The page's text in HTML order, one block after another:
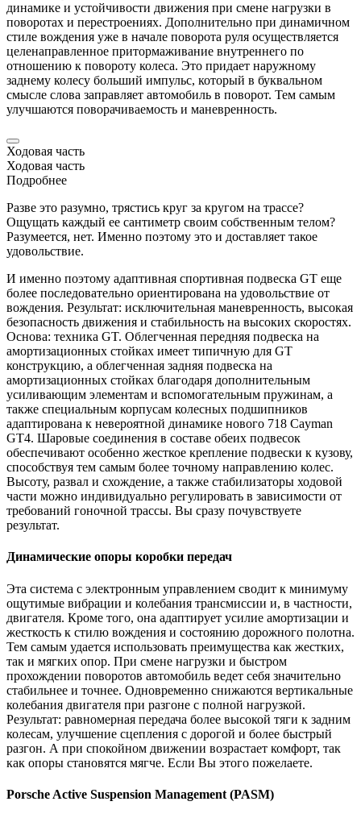
динамике и устойчивости движения при смене нагрузки в
поворотах и перестроениях. Дополнительно при динамичном
стиле вождения уже в начале поворота руля осуществляется
целенаправленное притормаживание внутреннего по
отношению к повороту колеса. Это придает наружному
заднему колесу больший импульс, который в буквальном
смысле слова заправляет автомобиль в поворот. Тем самым
улучшаются поворачиваемость и маневренность.
Ходовая часть
Ходовая часть
Подробнее
Разве это разумно, трястись круг за кругом на трассе?
Ощущать каждый ее сантиметр своим собственным телом?
Разумеется, нет. Именно поэтому это и доставляет такое
удовольствие.
И именно поэтому адаптивная спортивная подвеска GT еще
более последовательно ориентирована на удовольствие от
вождения. Результат: исключительная маневренность, высокая
безопасность движения и стабильность на высоких скоростях.
Основа: техника GT. Облегченная передняя подвеска на
амортизационных стойках имеет типичную для GT
конструкцию, а облегченная задняя подвеска на
амортизационных стойках благодаря дополнительным
усиливающим элементам и вспомогательным пружинам, а
также специальным корпусам колесных подшипников
адаптирована к невероятной динамике нового 718 Cayman
GT4. Шаровые соединения в составе обеих подвесок
обеспечивают особенно жесткое крепление подвески к кузову,
способствуя тем самым более точному направлению колес.
Высоту, развал и схождение, а также стабилизаторы ходовой
части можно индивидуально регулировать в зависимости от
требований гоночной трассы. Вы сразу почувствуете
результат.
Динамические опоры коробки передач
Эта система с электронным управлением сводит к минимуму
ощутимые вибрации и колебания трансмиссии и, в частности,
двигателя. Кроме того, она адаптирует усилие амортизации и
жесткость к стилю вождения и состоянию дорожного полотна.
Тем самым удается использовать преимущества как жестких,
так и мягких опор. При смене нагрузки и быстром
прохождении поворотов автомобиль ведет себя значительно
стабильнее и точнее. Одновременно снижаются вертикальные
колебания двигателя при разгоне с полной нагрузкой.
Результат: равномерная передача более высокой тяги к задним
колесам, улучшение сцепления с дорогой и более быстрый
разгон. А при спокойном движении возрастает комфорт, так
как опоры становятся мягче. Если Вы этого пожелаете.
Porsche Active Suspension Management (PASM)